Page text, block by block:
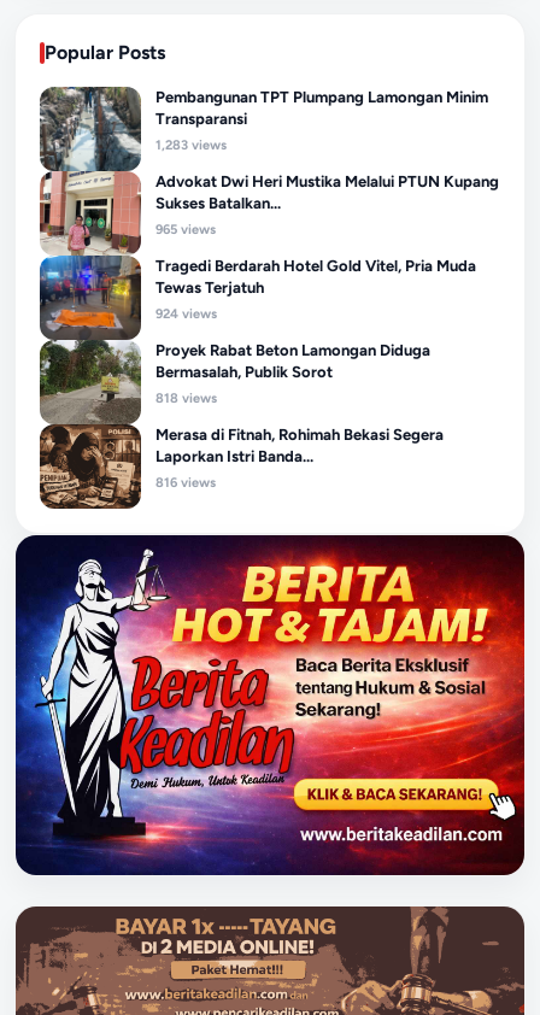
Popular Posts
Pembangunan TPT Plumpang Lamongan Minim
Transparansi
1,283 views
Advokat Dwi Heri Mustika Melalui PTUN Kupang
Sukses Batalkan...
965 views
Tragedi Berdarah Hotel Gold Vitel, Pria Muda
Tewas Terjatuh
924 views
Proyek Rabat Beton Lamongan Diduga
Bermasalah, Publik Sorot
818 views
Merasa di Fitnah, Rohimah Bekasi Segera
Laporkan Istri Banda...
816 views